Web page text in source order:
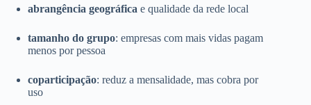
abrangência geográfica e qualidade da rede local
tamanho do grupo: empresas com mais vidas pagam
menos por pessoa
coparticipação: reduz a mensalidade, mas cobra por
uso